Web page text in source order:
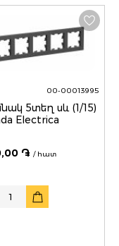
00-00013995
5տեղ սև (1/15)
Electrica
֏ / հատ